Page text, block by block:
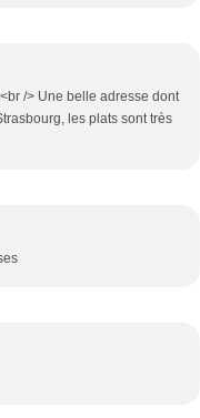
/> Une belle adresse dont
les plats sont très